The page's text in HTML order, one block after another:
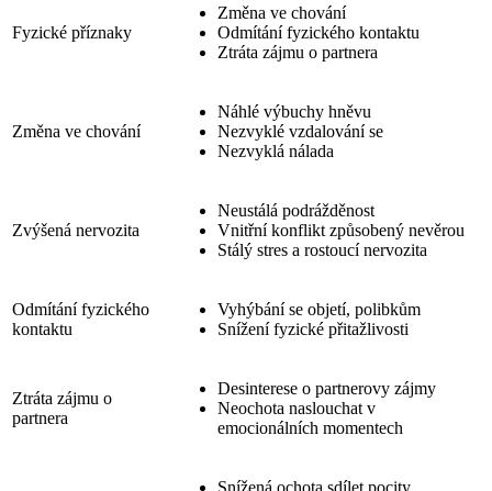
Fyzické příznaky
Změna ve chování
Odmítání fyzického kontaktu
Ztráta zájmu o partnera
Změna ve chování
Náhlé výbuchy hněvu
Nezvyklé vzdalování se
Nezvyklá nálada
Zvýšená nervozita
Neustálá podrážděnost
Vnitřní konflikt způsobený nevěrou
Stálý stres a rostoucí nervozita
Odmítání fyzického
kontaktu
Vyhýbání se objetí, polibkům
Snížení fyzické přitažlivosti
Ztráta zájmu o
partnera
Desinterese o partnerovy zájmy
Neochota naslouchat v
emocionálních momentech
Snížená ochota sdílet pocity